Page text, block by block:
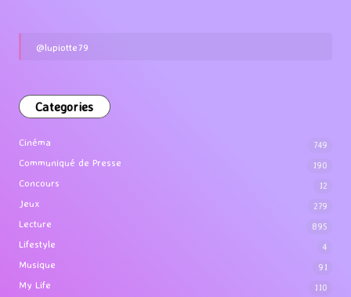
@lupiotte79
Categories
Cinéma 749
Communiqué de Presse 190
Concours 12
Jeux 279
Lecture 895
Lifestyle 4
Musique 91
My Life 110